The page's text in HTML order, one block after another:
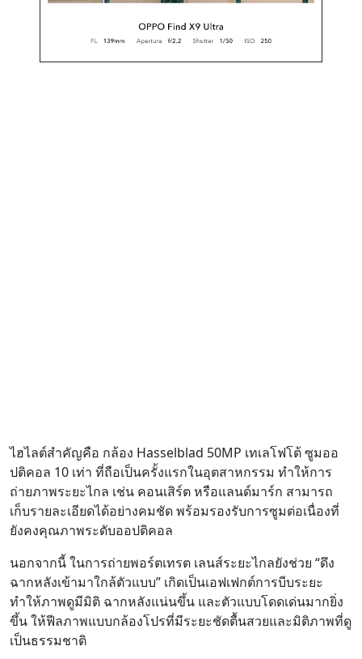
ไฮไลต์สำคัญคือ กล้อง Hasselblad 50MP เทเลโฟโต้ ซูมออ
ปติคอล 10 เท่า ที่ถือเป็นครั้งแรกในอุตสาหกรรม ทำให้การ
ถ่ายภาพระยะไกล เช่น คอนเสิร์ต หรือแลนด์มาร์ก สามารถ
เก็บรายละเอียดได้อย่างคมชัด พร้อมรองรับการซูมต่อเนื่องที่
ยังคงคุณภาพระดับออปติคอล
นอกจากนี้ ในการถ่ายพอร์ตเทรต เลนส์ระยะไกลยังช่วย “ดึง
ฉากหลังเข้ามาใกล้ตัวแบบ” เกิดเป็นเอฟเฟกต์การบีบระยะ
ทำให้ภาพดูมีมิติ ฉากหลังแน่นขึ้น และตัวแบบโดดเด่นมากยิ่ง
ขึ้น ให้ฟีลภาพแบบกล้องโปรที่มีระยะชัดตื้นสวยและมิติภาพที่ดู
เป็นธรรมชาติ